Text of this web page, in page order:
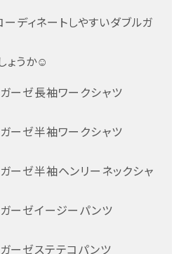
ディネートしやすいダブルガ
ょうか☺
ーゼ長袖ワークシャツ
ーゼ半袖ワークシャツ
ゼ半袖ヘンリーネックシャ
ーゼイージーパンツ
ーゼステテコパンツ